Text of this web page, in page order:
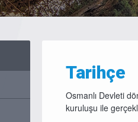
Tarihçe
Osmanlı Devleti
kuruluşu ile